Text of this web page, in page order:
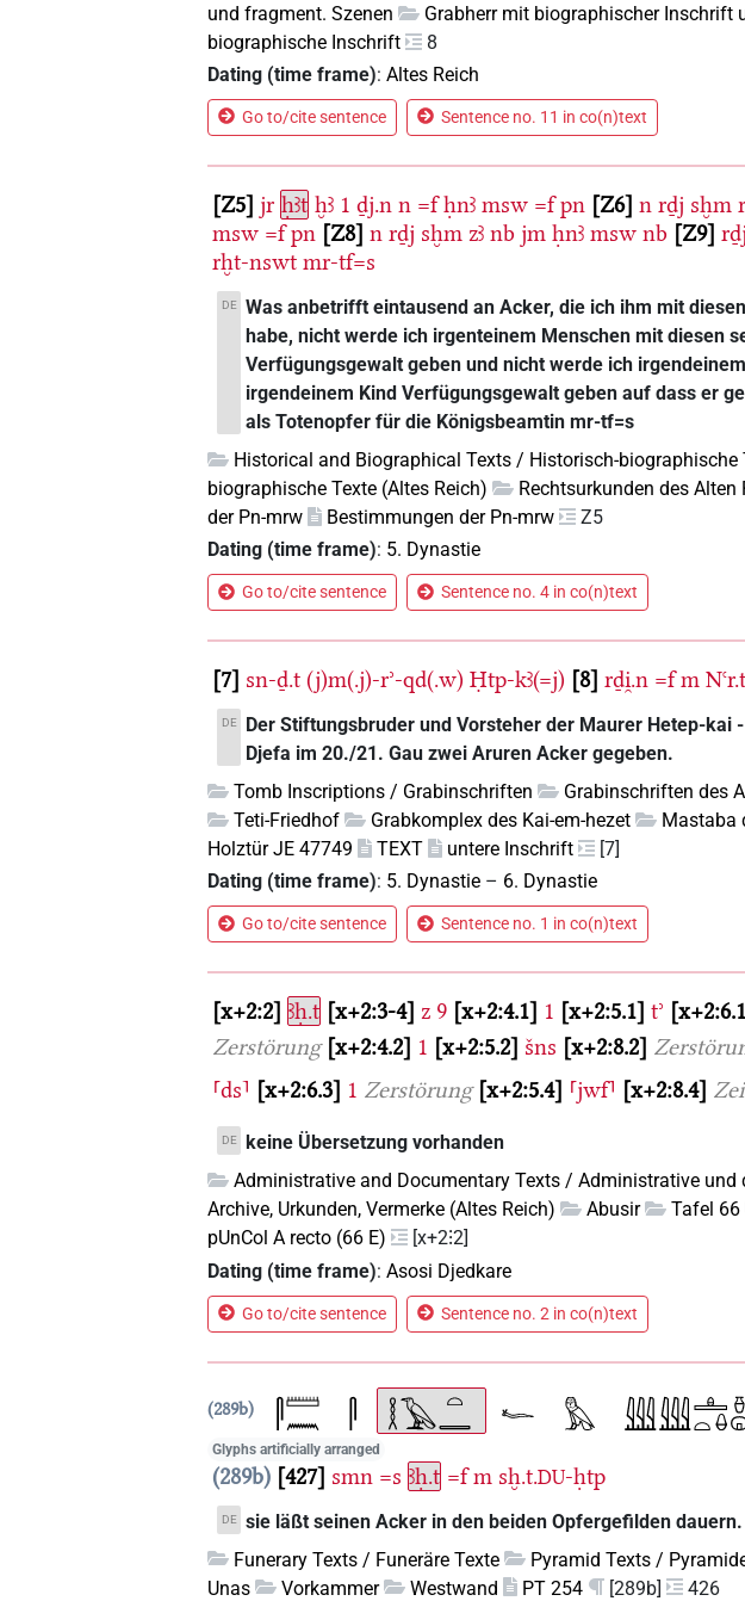
und fragment. Szenen
Grabherr mit biographischer Inschrift
biographische Inschrift
8
Dating (time frame):Altes Reich
Go to/cite sentence Sentence no. 11 in co(n)text
Z5 jr ḥꜣt ḫꜣ 1 ḏj.n n =f ḥnꜣ msw =f pn Z6 n rḏj sḫm
msw =f pn Z8 n rḏj sḫm zꜣ nb jm ḥnꜣ msw nb Z9 rḏj
rḫt-nswt mr-tf=s
DE Was anbetrifft eintausend an Acker, die ich ihm mit
habe, nicht werde ich irgenteinem Menschen mit diesen
Verfügungsgewalt geben und nicht werde ich
irgendeinem Kind Verfügungsgewalt geben auf dass er
als Totenopfer für die Königsbeamtin mr-tf=s
Historical and Biographical Texts / Historisch-biographische
biographische Texte (Altes Reich)
Rechtsurkunden des Alten
der Pn-mrw
Bestimmungen der Pn-mrw
Z5
Dating (time frame): 5. Dynastie
Go to/cite sentence Sentence no. 4 in co(n)text
7 sn-ḏ.t (j)m(.j)-rʾ-qd(.w) Ḥtp-kꜣ(=j) 8 rḏi̯.n =f m Nꜥr.t
DE
Der Stiftungsbruder und Vorsteher der Maurer Hetep-kai
Djefa im 20./21. Gau zwei Aruren Acker gegeben.
Tomb Inscriptions / Grabinschriften
Grabinschriften des
Teti-Friedhof
Grabkomplex des Kai-em-hezet
Mastaba
Holztür JE 47749
TEXT untere Inschrift
[7]
Dating (time frame): 5. Dynastie – 6. Dynastie
Go to/cite sentence Sentence no. 1 in co(n)text
x+2:2 ꜣḥ.t x+2:3-4 z 9 x+2:4.1 1 x+2:5.1 tʾ
Zerstörung x+2:4.2 1 x+2:5.2 šns x+2:8.2
⸢ds⸣
x+2:6.3 1 Zerstörung x+2:5.4 ⸢jwf⸣ x+2:8.4
DE
keine Übersetzung vorhanden
Administrative and Documentary Texts / Administrative und
Archive, Urkunden, Vermerke (Altes Reich)
Abusir Tafel 66
pUnCol A recto (66 E)
[x+2⁝2]
Dating (time frame):Asosi Djedkare
Go to/cite sentence Sentence no. 2 in co(n)text
289b
Glyphs artificially arranged
289b 427 smn =s ꜣḥ.t =f m sḫ.t.DU-ḥtp
DE sie läßt seinen Acker in den beiden Opfergefilden dauern.
Funerary Texts / Funeräre Texte
Pyramid Texts /
Unas
Vorkammer Westwand PT 254 [289b]
426